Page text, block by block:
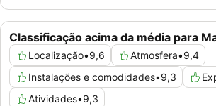
Classificação acima da média para
Localização•9,6 Atmosfera•9,4
Instalações e comodidades•9,3
Atividades•9,3